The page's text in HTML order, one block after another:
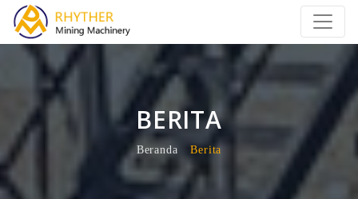
BERITA
Beranda Berita